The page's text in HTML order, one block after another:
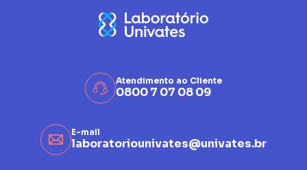
Atendimento ao Cliente
0800 7 07 08 09
E-mail
laboratoriounivates@univates.br